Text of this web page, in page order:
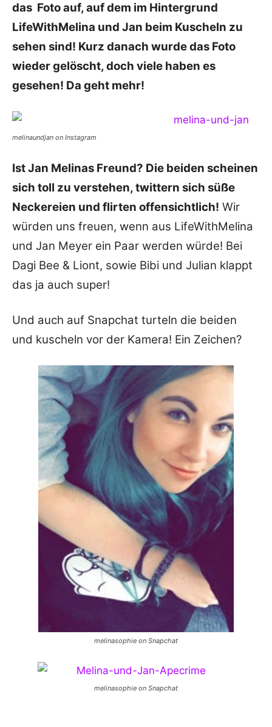
das Foto auf, auf dem im Hintergrund
LifeWithMelina und Jan beim Kuscheln zu
sehen sind! Kurz danach wurde das Foto
wieder gelöscht, doch viele haben es
gesehen! Da geht mehr!
melinaundjan on Instagram
Ist Jan Melinas Freund? Die beiden scheinen
sich toll zu verstehen, twittern sich süße
Neckereien und flirten offensichtlich! Wir
würden uns freuen, wenn aus LifeWithMelina
und Jan Meyer ein Paar werden würde! Bei
Dagi Bee & Liont, sowie Bibi und Julian klappt
das ja auch super!
Und auch auf Snapchat turteln die beiden
und kuscheln vor der Kamera! Ein Zeichen?
melinasophie on Snapchat
melinasophie on Snapchat